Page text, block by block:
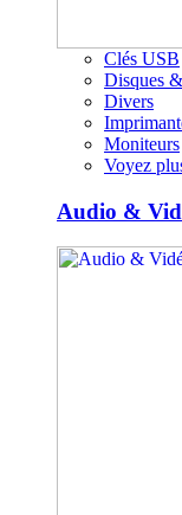
Clés USB
Disques
Divers
Moniteurs
Voyez
Audio &